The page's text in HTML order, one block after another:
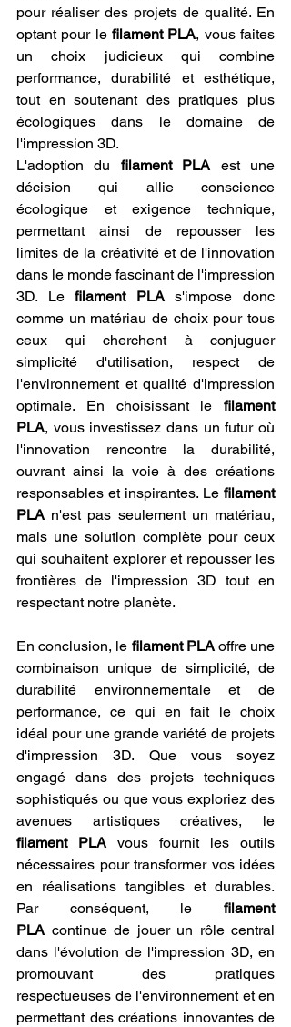
pour réaliser des projets de qualité. En
optant pour le filament PLA, vous faites
un choix judicieux qui combine
performance, durabilité et esthétique,
tout en soutenant des pratiques plus
écologiques dans le domaine de
l'impression 3D.
L'adoption du filament PLA est une
décision qui allie conscience
écologique et exigence technique,
permettant ainsi de repousser les
limites de la créativité et de l'innovation
dans le monde fascinant de l'impression
3D. Le filament PLA s'impose donc
comme un matériau de choix pour tous
ceux qui cherchent à conjuguer
simplicité d'utilisation, respect de
l'environnement et qualité d'impression
optimale. En choisissant le filament
PLA, vous investissez dans un futur où
l'innovation rencontre la durabilité,
ouvrant ainsi la voie à des créations
responsables et inspirantes. Le filament
PLA n'est pas seulement un matériau,
mais une solution complète pour ceux
qui souhaitent explorer et repousser les
frontières de l'impression 3D tout en
respectant notre planète.
En conclusion, le filament PLA offre une
combinaison unique de simplicité, de
durabilité environnementale et de
performance, ce qui en fait le choix
idéal pour une grande variété de projets
d'impression 3D. Que vous soyez
engagé dans des projets techniques
sophistiqués ou que vous exploriez des
filament PLA vous fournit les outils
nécessaires pour transformer vos idées
en réalisations tangibles et durables.
Par conséquent, le filament
PLA continue de jouer un rôle central
dans l'évolution de l'impression 3D, en
promouvant des pratiques
respectueuses de l'environnement et en
permettant des créations innovantes de